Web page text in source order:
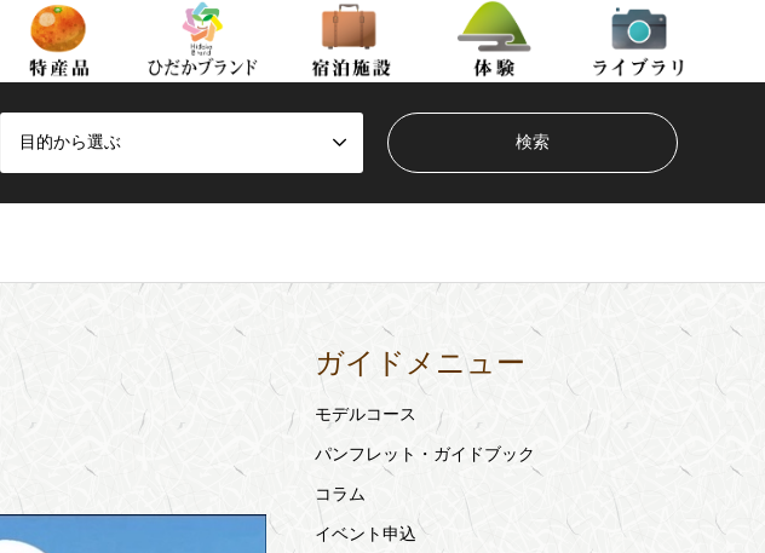
目的から選ぶ
ガイドメニュー
モデルコース
パンフレット・ガイドブック
コラム
イベント申込